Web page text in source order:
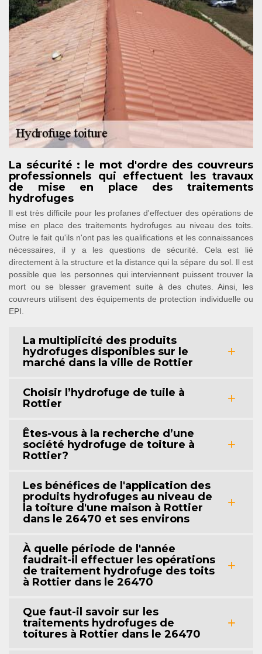
La sécurité : le mot d'ordre des couvreurs
professionnels qui effectuent les travaux
de mise en place des traitements
hydrofuges
Il est très difficile pour les profanes d'effectuer des opérations de
mise en place des traitements hydrofuges au niveau des toits.
Outre le fait qu'ils n'ont pas les qualifications et les connaissances
nécessaires, il y a les questions de sécurité. Cela est lié
directement à la structure et la distance qui la sépare du sol. Il est
possible que les personnes qui interviennent puissent trouver la
mort ou se blesser gravement suite à des chutes. Ainsi, les
couvreurs utilisent des équipements de protection individuelle ou
EPI.
La multiplicité des produits
hydrofuges disponibles sur le
marché dans la ville de Rottier
Choisir l’hydrofuge de tuile à
Rottier
Êtes-vous à la recherche d’une
société hydrofuge de toiture à
Rottier?
Les bénéfices de l'application des
produits hydrofuges au niveau de
la toiture d'une maison à Rottier
dans le 26470 et ses environs
À quelle période de l'année
faudrait-il effectuer les opérations
de traitement hydrofuge des toits
à Rottier dans le 26470
Que faut-il savoir sur les
traitements hydrofuges de
toitures à Rottier dans le 26470